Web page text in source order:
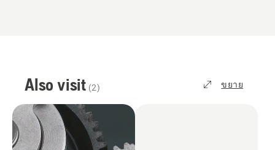
Also visit (2) ขยาย